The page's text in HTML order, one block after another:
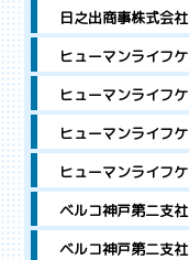
日之出商事株式会社
ヒューマンライフ
ヒューマンライフ
ヒューマンライフ
ヒューマンライフ
ベルコ神戸第二支
ベルコ神戸第二支